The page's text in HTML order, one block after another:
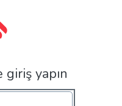
yapın